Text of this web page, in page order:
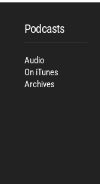
Podcasts
Audio
On iTunes
Archives